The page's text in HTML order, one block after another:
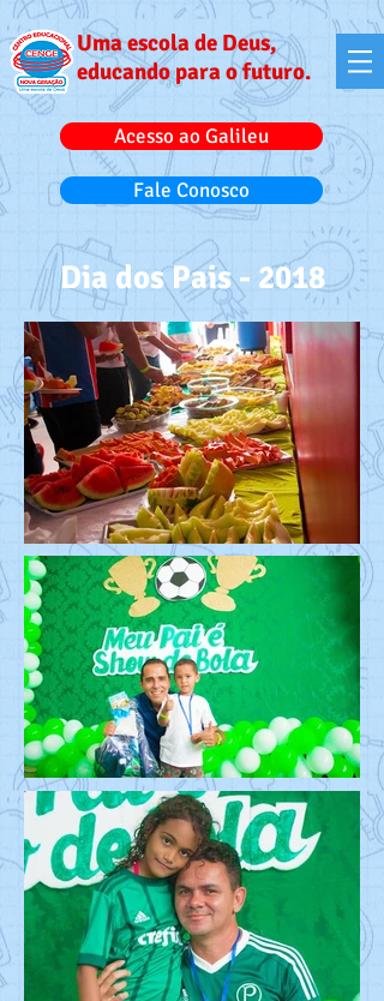
Uma escola de Deus,
educando para o futuro.
Acesso ao Galileu
Fale Conosco
Dia dos Pais - 2018